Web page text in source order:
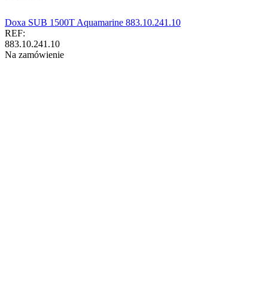
Doxa SUB 1500T Aquamarine 883.10.241.10
REF:
883.10.241.10
Na zamówienie